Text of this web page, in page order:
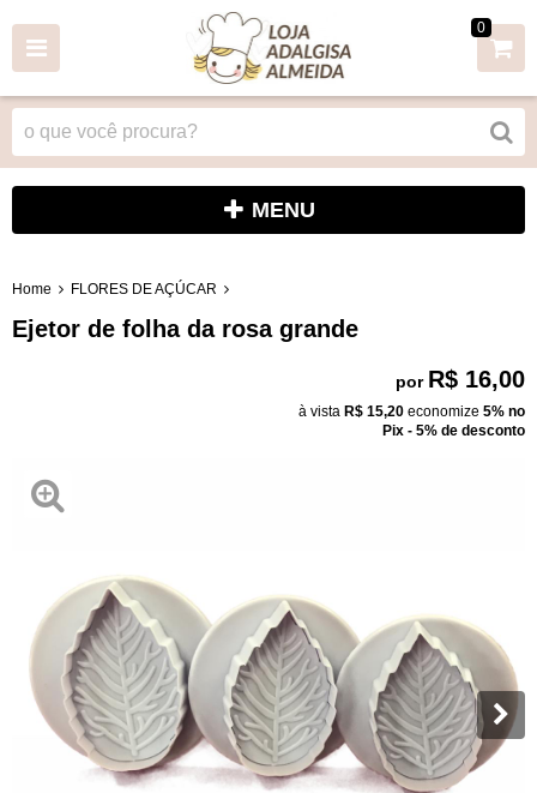
0
MENU
Home FLORES DE AÇÚCAR
Ejetor de folha da rosa grande
por R$ 16,00
à vista R$ 15,20 economize 5% no
Pix - 5% de desconto